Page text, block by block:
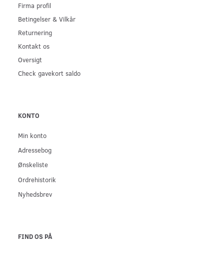
Firma profil
Betingelser & Vilkår
Returnering
Kontakt os
Oversigt
Check gavekort saldo
KONTO
Min konto
Adressebog
Ønskeliste
Ordrehistorik
Nyhedsbrev
FIND OS PÅ